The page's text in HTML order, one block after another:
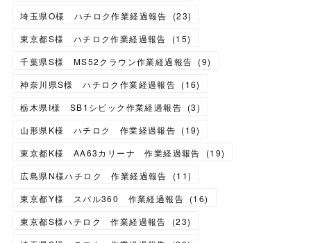
埼玉県O様 ハチロク作業経過報告
(23)
東京都S様 ハチロク作業経過報告
(15)
千葉県S様 MS52クラウン作業経過報告 (9)
神奈川県S様 ハチロク作業経過報告 (16)
栃木県I様 SB1シビック作業経過報告 (3)
山形県K様 ハチロク 作業経過報告 (19)
東京都K様 AA63カリーナ 作業経過報告
(19)
広島県N様ハチロク 作業経過報告
(11)
東京都Y様 スバル360 作業経過報告 (16)
東京都S様ハチロク 作業経過報告
(23)